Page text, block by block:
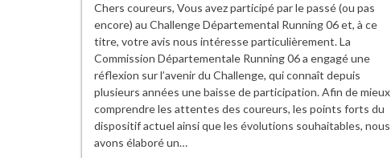
Chers coureurs, Vous avez participé par le passé (ou pas
encore) au Challenge Départemental Running 06 et, à ce
titre, votre avis nous intéresse particulièrement. La
Commission Départementale Running 06 a engagé une
réflexion sur l’avenir du Challenge, qui connaît depuis
plusieurs années une baisse de participation. Afin de mieux
comprendre les attentes des coureurs, les points forts du
dispositif actuel ainsi que les évolutions souhaitables, nous
avons élaboré un…